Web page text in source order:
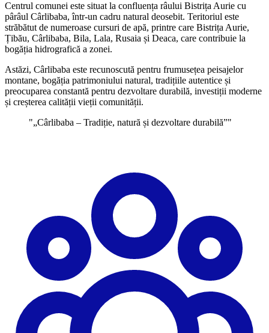
Centrul comunei este situat la confluența râului Bistrița Aurie cu
pârâul Cârlibaba, într-un cadru natural deosebit. Teritoriul este
străbătut de numeroase cursuri de apă, printre care Bistrița Aurie,
Țibău, Cârlibaba, Bila, Lala, Rusaia și Deaca, care contribuie la
bogăția hidrografică a zonei.
Astăzi, Cârlibaba este recunoscută pentru frumusețea peisajelor
montane, bogăția patrimoniului natural, tradițiile autentice și
preocuparea constantă pentru dezvoltare durabilă, investiții moderne
și creșterea calității vieții comunității.
"„Cârlibaba – Tradiție, natură și dezvoltare durabilă”"